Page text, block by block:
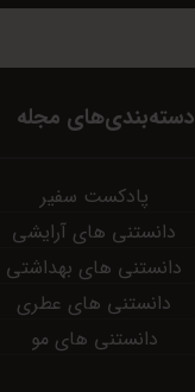
دسته‌بندی‌های مجله
پادکست سفیر
دانستنی های آرایشی
دانستنی های بهداشتی
دانستنی های عطری
دانستنی های مو